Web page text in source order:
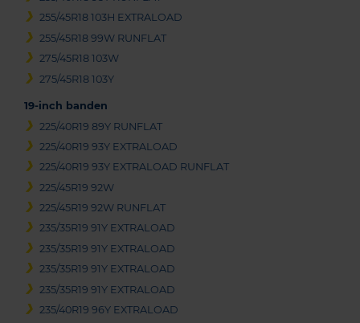
255/45R18 103H EXTRALOAD
255/45R18 99W RUNFLAT
275/45R18 103W
275/45R18 103Y
19-inch banden
225/40R19 89Y RUNFLAT
225/40R19 93Y EXTRALOAD
225/40R19 93Y EXTRALOAD RUNFLAT
225/45R19 92W
225/45R19 92W RUNFLAT
235/35R19 91Y EXTRALOAD
235/35R19 91Y EXTRALOAD
235/35R19 91Y EXTRALOAD
235/35R19 91Y EXTRALOAD
235/40R19 96Y EXTRALOAD